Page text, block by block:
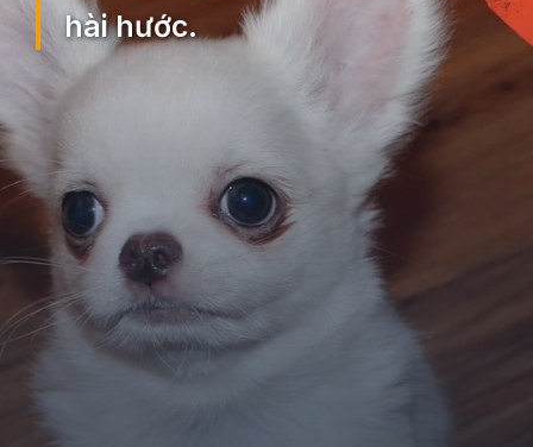
hài hước.